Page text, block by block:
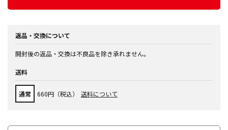
返品・交換について
開封後の返品・交換は不良品を除き承れません。
送料
通常 660円（税込） 送料について